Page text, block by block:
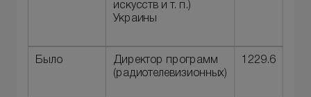
искусств и т. п.)
Украины
Было Директор программ
(радиотелевизионных)
1229.6